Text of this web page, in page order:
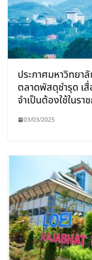
ประกาศมหาวิทยา
ตลาดพัสดุชำรุด เ
จำเป็นต้องใช้ในร
03/03/2025